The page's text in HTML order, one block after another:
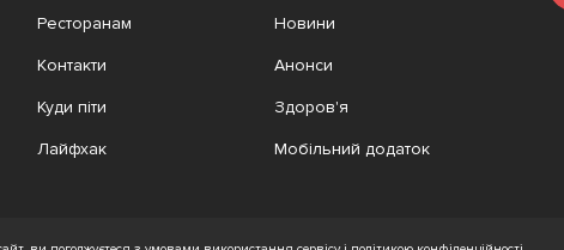
Ресторанам
Контакти
Куди піти
Лайфхак
Новини
Анонси
Здоров'я
Мобільний додаток